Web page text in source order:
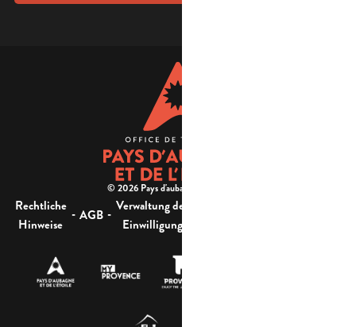
© 2026 Pays d'aubagne et de l'étoile -
Rechtliche
Hinweise
- AGB - Verwaltung der
Einwilligung